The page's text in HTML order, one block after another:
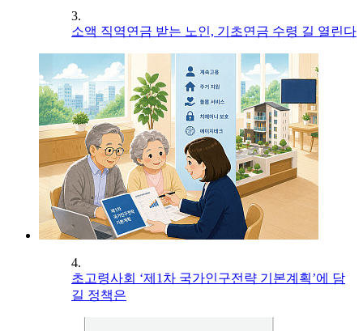
3.
소액 직역연금 받는 노인, 기초연금 수령 길 열린다
4.
초고령사회 ‘제1차 국가인구전략 기본계획’에 담
길 정책은